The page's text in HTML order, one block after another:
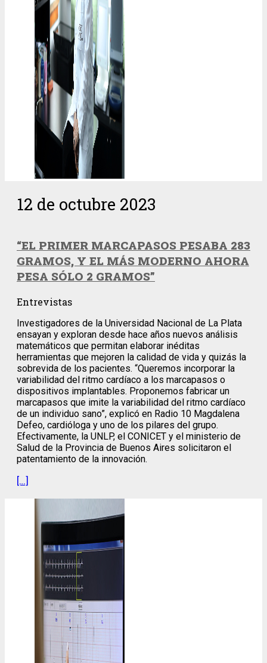
12 de octubre 2023
“EL PRIMER MARCAPASOS PESABA 283
GRAMOS, Y EL MÁS MODERNO AHORA
PESA SÓLO 2 GRAMOS”
Entrevistas
Investigadores de la Universidad Nacional de La Plata
ensayan y exploran desde hace años nuevos análisis
matemáticos que permitan elaborar inéditas
herramientas que mejoren la calidad de vida y quizás la
sobrevida de los pacientes. “Queremos incorporar la
variabilidad del ritmo cardíaco a los marcapasos o
dispositivos implantables. Proponemos fabricar un
marcapasos que imite la variabilidad del ritmo cardíaco
de un individuo sano”, explicó en Radio 10 Magdalena
Defeo, cardióloga y uno de los pilares del grupo.
Efectivamente, la UNLP, el CONICET y el ministerio de
Salud de la Provincia de Buenos Aires solicitaron el
patentamiento de la innovación.
[…]